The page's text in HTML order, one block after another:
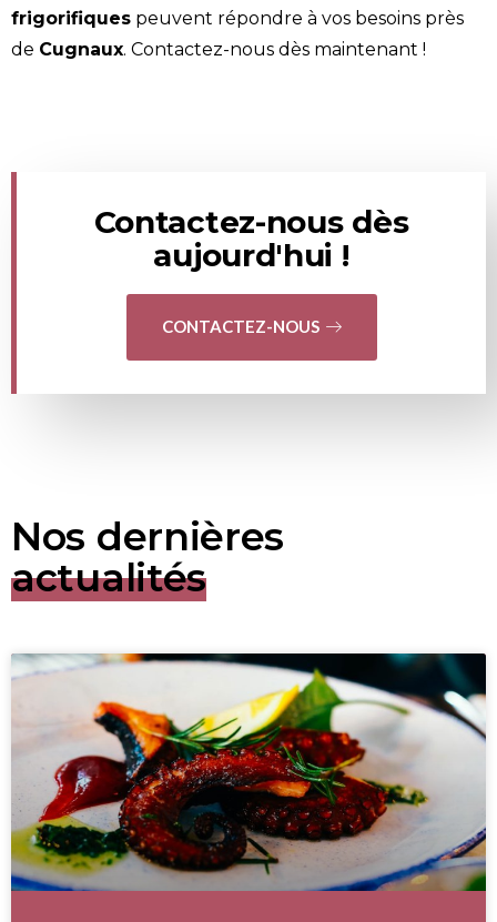
frigorifiques peuvent répondre à vos besoins près
de Cugnaux. Contactez-nous dès maintenant !
Contactez-nous dès
aujourd'hui !
CONTACTEZ-NOUS
Nos dernières
actualités